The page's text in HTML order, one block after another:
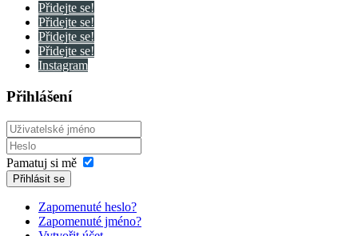
Přidejte se!
Přidejte se!
Přidejte se!
Přidejte se!
Instagram
Přihlášení
Pamatuj si mě
Přihlásit se
Zapomenuté heslo?
Zapomenuté jméno?